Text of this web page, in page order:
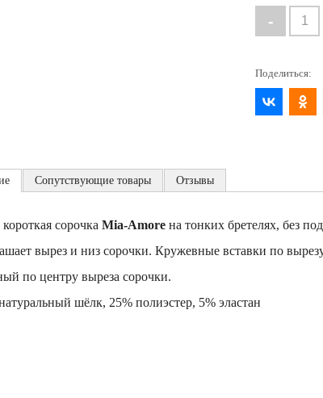
сорочка Mia-Amore на тонких бретелях, без
вырез и низ сорочки. Кружевные вставки по
по центру выреза сорочки.
шёлк, 25% полиэстер, 5% эластан
Сопутствующие товары Отзывы